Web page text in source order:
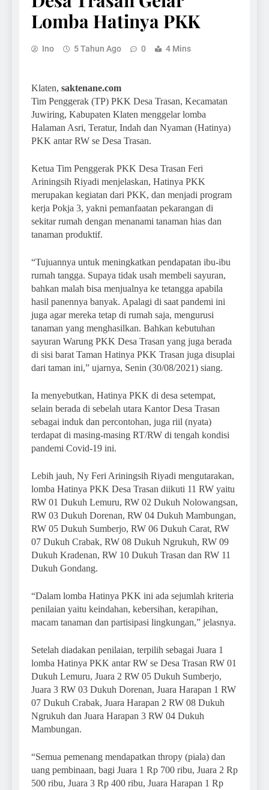
Lomba Hatinya PKK
Ino 5 Tahun Ago 0 4 Mins
Klaten, saktenane.com
Tim Penggerak (TP) PKK Desa Trasan, Kecamatan
Juwiring, Kabupaten Klaten menggelar lomba
Halaman Asri, Teratur, Indah dan Nyaman (Hatinya)
PKK antar RW se Desa Trasan.
Ketua Tim Penggerak PKK Desa Trasan Feri
Ariningsih Riyadi menjelaskan, Hatinya PKK
merupakan kegiatan dari PKK, dan menjadi program
kerja Pokja 3, yakni pemanfaatan pekarangan di
sekitar rumah dengan menanami tanaman hias dan
tanaman produktif.
“Tujuannya untuk meningkatkan pendapatan ibu-ibu
rumah tangga. Supaya tidak usah membeli sayuran,
bahkan malah bisa menjualnya ke tetangga apabila
hasil panennya banyak. Apalagi di saat pandemi ini
juga agar mereka tetap di rumah saja, mengurusi
tanaman yang menghasilkan. Bahkan kebutuhan
sayuran Warung PKK Desa Trasan yang juga berada
di sisi barat Taman Hatinya PKK Trasan juga disuplai
dari taman ini,” ujarnya, Senin (30/08/2021) siang.
Ia menyebutkan, Hatinya PKK di desa setempat,
selain berada di sebelah utara Kantor Desa Trasan
sebagai induk dan percontohan, juga riil (nyata)
terdapat di masing-masing RT/RW di tengah kondisi
pandemi Covid-19 ini.
Lebih jauh, Ny Feri Ariningsih Riyadi mengutarakan,
lomba Hatinya PKK Desa Trasan diikuti 11 RW yaitu
RW 01 Dukuh Lemuru, RW 02 Dukuh Nolowangsan,
RW 03 Dukuh Dorenan, RW 04 Dukuh Mambungan,
RW 05 Dukuh Sumberjo, RW 06 Dukuh Carat, RW
07 Dukuh Crabak, RW 08 Dukuh Ngrukuh, RW 09
Dukuh Kradenan, RW 10 Dukuh Trasan dan RW 11
Dukuh Gondang.
“Dalam lomba Hatinya PKK ini ada sejumlah kriteria
penilaian yaitu keindahan, kebersihan, kerapihan,
macam tanaman dan partisipasi lingkungan,” jelasnya.
Setelah diadakan penilaian, terpilih sebagai Juara 1
lomba Hatinya PKK antar RW se Desa Trasan RW 01
Dukuh Lemuru, Juara 2 RW 05 Dukuh Sumberjo,
Juara 3 RW 03 Dukuh Dorenan, Juara Harapan 1 RW
07 Dukuh Crabak, Juara Harapan 2 RW 08 Dukuh
Ngrukuh dan Juara Harapan 3 RW 04 Dukuh
Mambungan.
“Semua pemenang mendapatkan thropy (piala) dan
uang pembinaan, bagi Juara 1 Rp 700 ribu, Juara 2 Rp
500 ribu, Juara 3 Rp 400 ribu, Juara Harapan 1 Rp